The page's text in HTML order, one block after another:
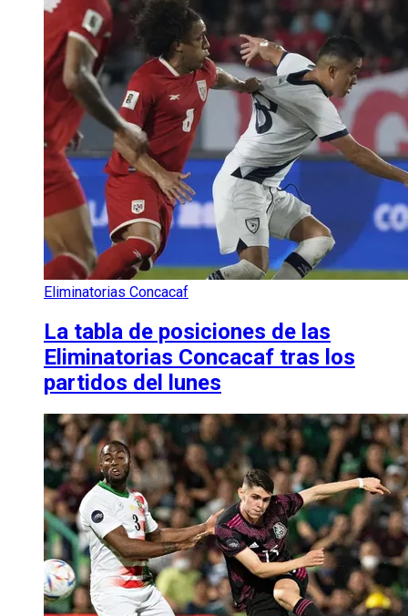
Eliminatorias Concacaf
La tabla de posiciones de las
Eliminatorias Concacaf tras los
partidos del lunes